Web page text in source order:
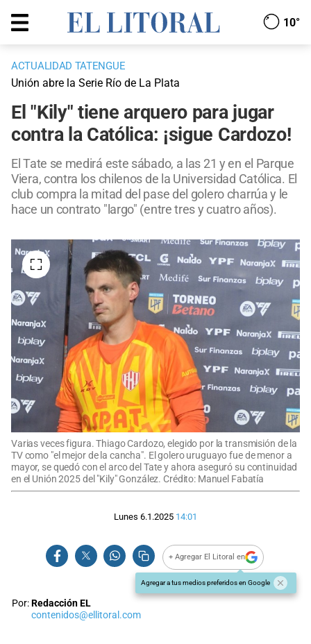
10°
ACTUALIDAD TATENGUE
Unión abre la Serie Río de La Plata
El "Kily" tiene arquero para jugar
contra la Católica: ¡sigue Cardozo!
El Tate se medirá este sábado, a las 21 y en el Parque
Viera, contra los chilenos de la Universidad Católica. El
club compra la mitad del pase del golero charrúa y le
hace un contrato "largo" (entre tres y cuatro años).
Varias veces figura. Thiago Cardozo, elegido por la transmisión de la
TV como "el mejor de la cancha". El golero uruguayo fue de menor a
mayor, se quedó con el arco del Tate y ahora aseguró su continuidad
en el Unión 2025 del "Kily" González. Crédito: Manuel Fabatía
Lunes 6.1.2025 14:01
+ Agregar El Litoral en
Agregar a tus medios preferidos en Google
Por:Redacción EL
contenidos@ellitoral.com